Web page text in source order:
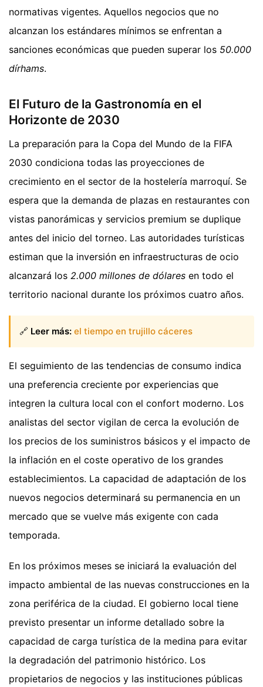
normativas vigentes. Aquellos negocios que no
alcanzan los estándares mínimos se enfrentan a
sanciones económicas que pueden superar los 50.000
dírhams.
El Futuro de la Gastronomía en el
Horizonte de 2030
La preparación para la Copa del Mundo de la FIFA
2030 condiciona todas las proyecciones de
crecimiento en el sector de la hostelería marroquí. Se
espera que la demanda de plazas en restaurantes con
vistas panorámicas y servicios premium se duplique
antes del inicio del torneo. Las autoridades turísticas
estiman que la inversión en infraestructuras de ocio
alcanzará los 2.000 millones de dólares en todo el
territorio nacional durante los próximos cuatro años.
🔗 Leer más: el tiempo en trujillo cáceres
El seguimiento de las tendencias de consumo indica
una preferencia creciente por experiencias que
integren la cultura local con el confort moderno. Los
analistas del sector vigilan de cerca la evolución de
los precios de los suministros básicos y el impacto de
la inflación en el coste operativo de los grandes
establecimientos. La capacidad de adaptación de los
nuevos negocios determinará su permanencia en un
mercado que se vuelve más exigente con cada
temporada.
En los próximos meses se iniciará la evaluación del
impacto ambiental de las nuevas construcciones en la
zona periférica de la ciudad. El gobierno local tiene
previsto presentar un informe detallado sobre la
capacidad de carga turística de la medina para evitar
la degradación del patrimonio histórico. Los
propietarios de negocios y las instituciones públicas